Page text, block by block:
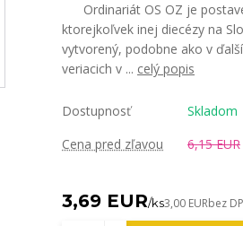
Ordinariát OS OZ je
ktorejkoľvek inej diecézy na
vytvorený, podobne ako v
veriacich v ... celý popis
Dostupnosť
Skladom
Cena pred zľavou
6,15 EUR
3,69 EUR/ks3,00 EURbez